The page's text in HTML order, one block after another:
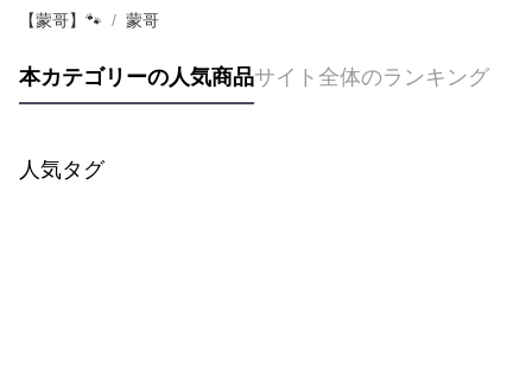
【蒙哥】🐾 蒙哥
本カテゴリーの人気商品サイト全体のランキング
人気タグ